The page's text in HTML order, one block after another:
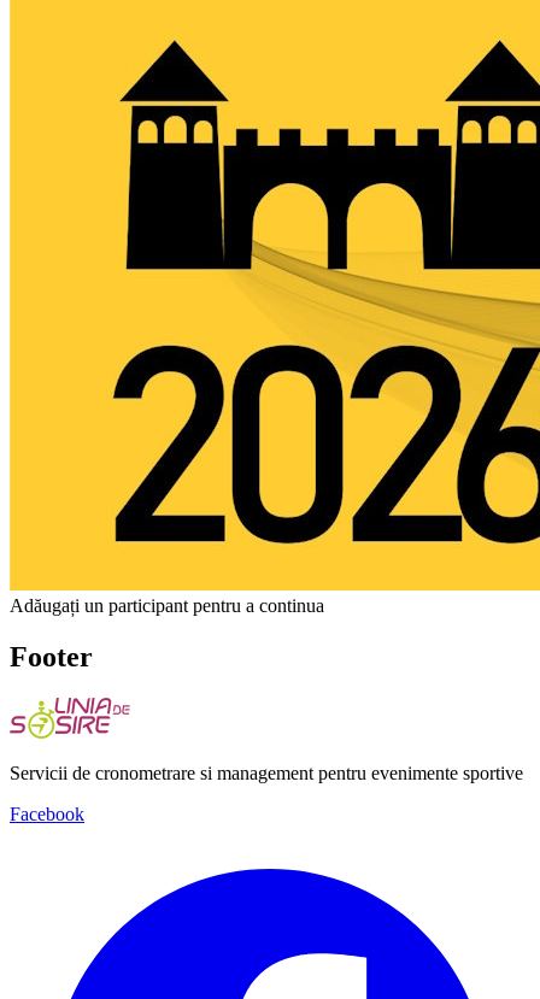
Adăugați un participant pentru a continua
Footer
Servicii de cronometrare si management pentru evenimente sportive
Facebook